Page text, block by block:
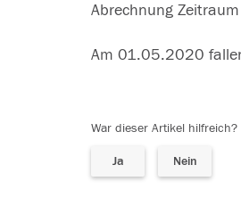
Abrechnung
Am 01.05.2020
War dieser Artikel hilfreich?
Ja Nein